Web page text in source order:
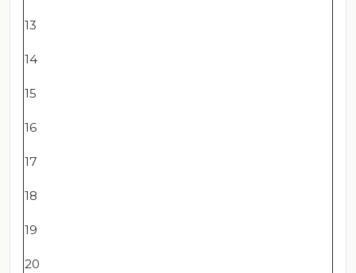
13
14
15
16
17
18
19
20